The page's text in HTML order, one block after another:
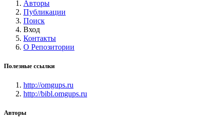
Авторы
Публикации
Поиск
Вход
Контакты
О Репозитории
Полезные ссылки
http://omgups.ru
http://bibl.omgups.ru
Авторы